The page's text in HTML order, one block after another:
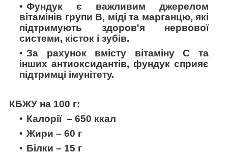
Фундук є важливим джерелом
вітамінів групи B, міді та марганцю, які
підтримують здоров'я нервової
системи, кісток і зубів.
За рахунок вмісту вітаміну С та
інших антиоксидантів, фундук сприяє
підтримці імунітету.
КБЖУ на 100 г:
Калорії – 650 ккал
Жири – 60 г
Білки – 15 г